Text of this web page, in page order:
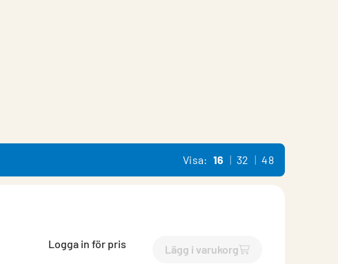
Visa: 16 32 48
Logga in för pris Lägg i varukorg
`$Lägg till